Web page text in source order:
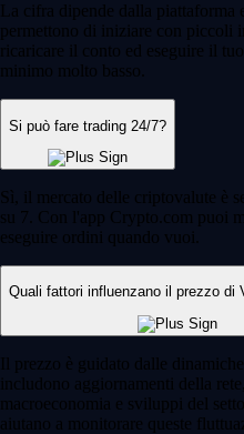
La cifra dipende dalla
permettono di iniziare con piccoli
ricaricare il conto ed eseguire il
minimo molto basso.
Si può fare trading 24/7?
Sì, il mercato delle criptovalute è
su 7. Con l'app Crypto.com puoi
eseguire ordini quando vuoi.
Quali fattori influenzano il prezzo di
Il prezzo è guidato dalle
includono aggiornamenti della
macroeconomia e sviluppi del
aiutano a monitorare queste